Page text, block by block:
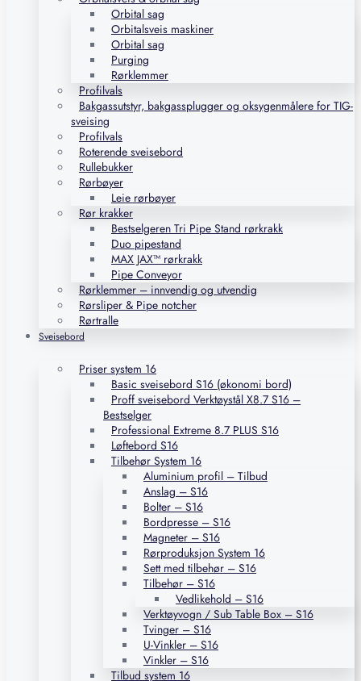
Orbital sag
Orbitalsveis maskiner
Orbital sag
Purging
Rørklemmer
Profilvals
Bakgassutstyr, bakgassplugger og oksygenmålere for TIG-
sveising
Profilvals
Roterende sveisebord
Rullebukker
Rørbøyer
Leie rørbøyer
Rør krakker
Bestselgeren Tri Pipe Stand rørkrakk
Duo pipestand
MAX JAX™ rørkrakk
Pipe Conveyor
Rørklemmer – innvendig og utvendig
Rørsliper & Pipe notcher
Rørtralle
Sveisebord
Priser system 16
Basic sveisebord S16 (økonomi bord)
Proff sveisebord Verktøystål X8.7 S16 –
Bestselger
Professional Extreme 8.7 PLUS S16
Løftebord S16
Tilbehør System 16
Aluminium profil – Tilbud
Anslag – S16
Bolter – S16
Bordpresse – S16
Magneter – S16
Rørproduksjon System 16
Sett med tilbehør – S16
Tilbehør – S16
Vedlikehold – S16
Verktøyvogn / Sub Table Box – S16
Tvinger – S16
U-Vinkler – S16
Vinkler – S16
Tilbud system 16